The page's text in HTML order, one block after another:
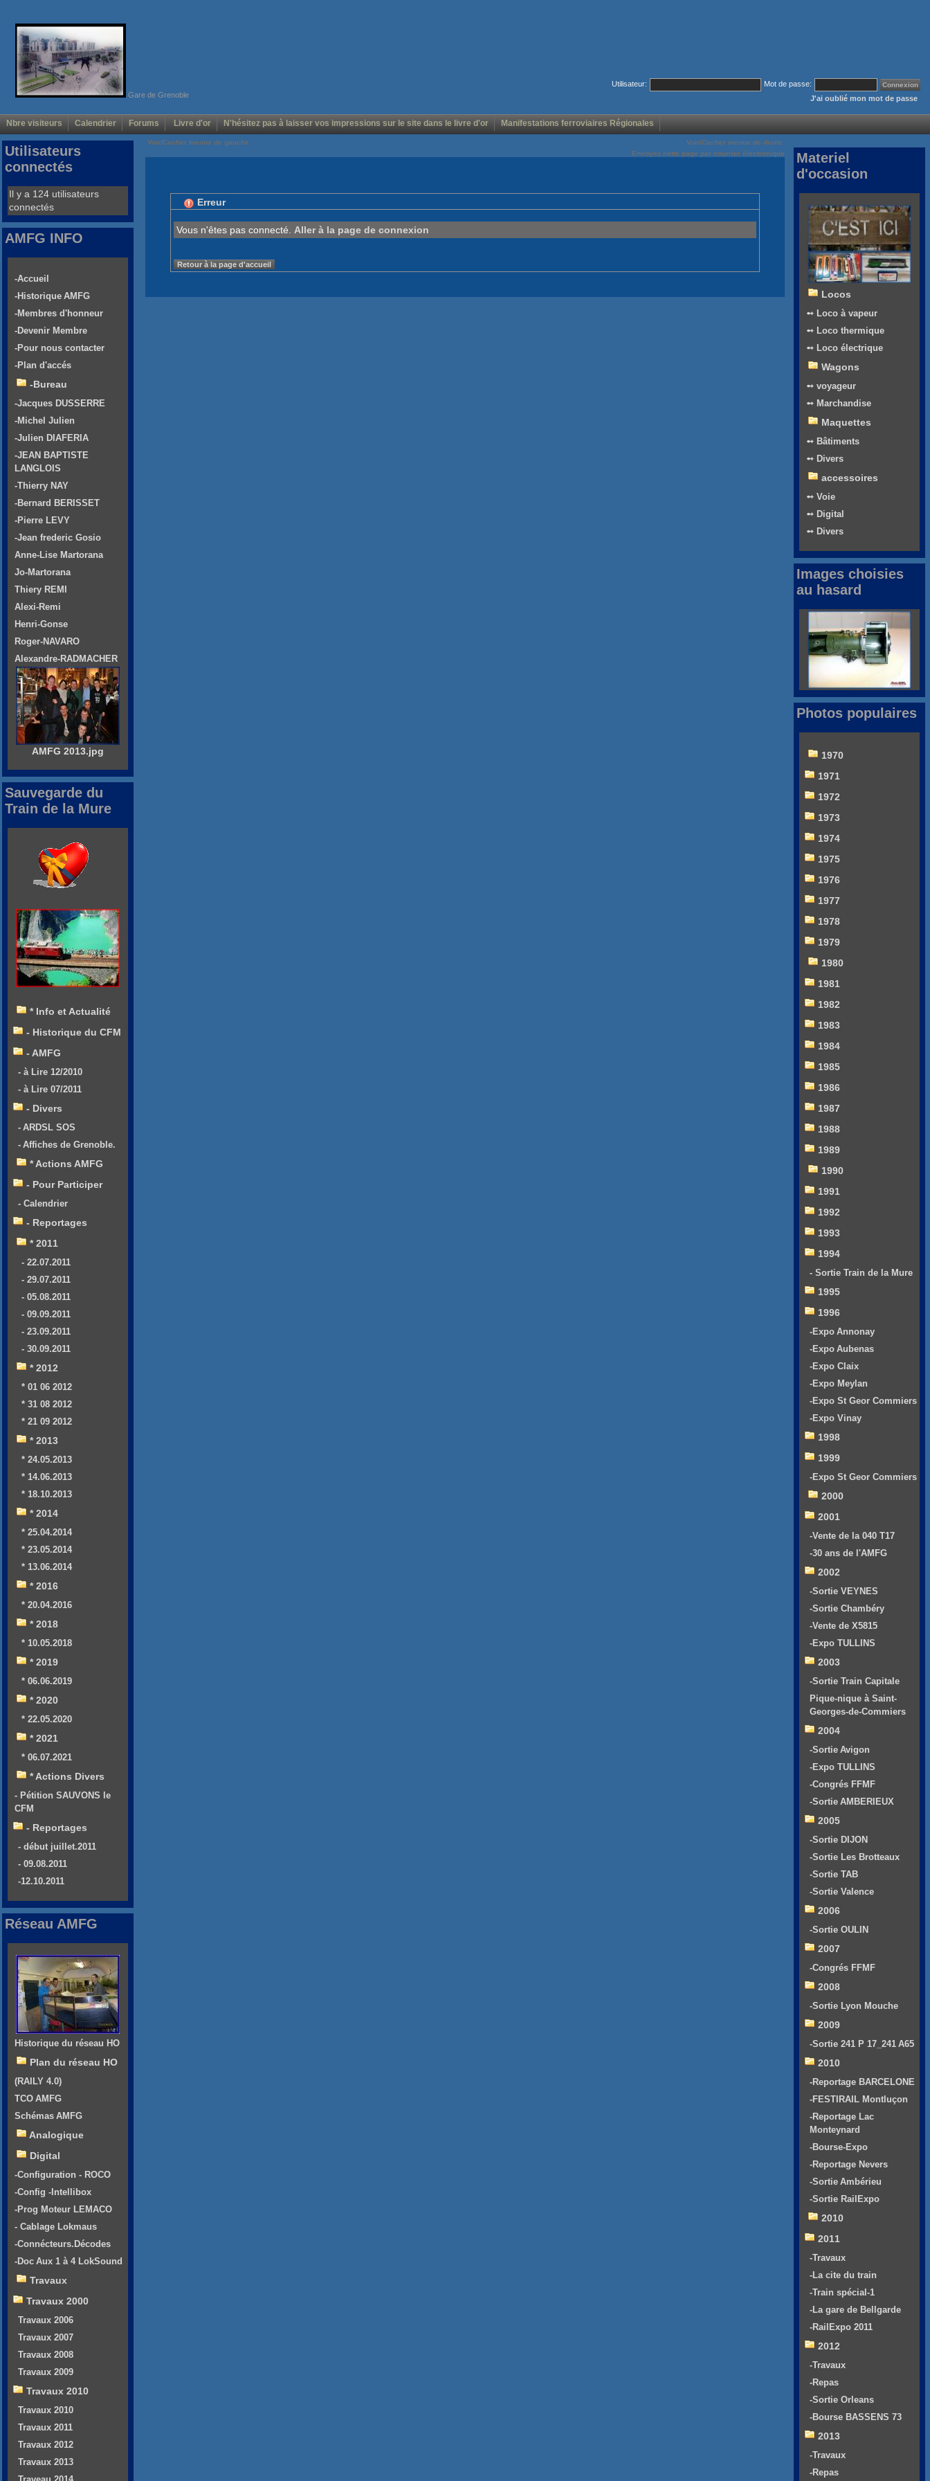
Gare de Grenoble
Utilisateur:
Mot de passe:
J'ai oublié mon mot de passe
Nbre visiteurs Calendrier Forums Livre d'or N'hésitez pas à laisser vos impressions sur le site dans le livre d'or Manifestations ferroviaires Régionales
Voir/Cacher menus de gauche
Voir/Cacher menus de droite
Envoyez cette page par courrier électronique
Erreur
Vous n'êtes pas connecté. Aller à la page de connexion
Retour à la page d'accueil
Utilisateurs
connectés
Il y a 124 utilisateurs
connectés
AMFG INFO
-Accueil
-Historique AMFG
-Membres d'honneur
-Devenir Membre
-Pour nous contacter
-Plan d'accés
-Bureau
-Jacques DUSSERRE
-Michel Julien
-Julien DIAFERIA
-JEAN BAPTISTE
LANGLOIS
-Thierry NAY
-Bernard BERISSET
-Pierre LEVY
-Jean frederic Gosio
Anne-Lise Martorana
Jo-Martorana
Thiery REMI
Alexi-Remi
Henri-Gonse
Roger-NAVARO
Alexandre-RADMACHER
AMFG 2013.jpg
Sauvegarde du
Train de la Mure
* Info et Actualité
- Historique du CFM
- AMFG
- à Lire 12/2010
- à Lire 07/2011
- Divers
- ARDSL SOS
- Affiches de Grenoble.
* Actions AMFG
- Pour Participer
- Calendrier
- Reportages
* 2011
- 22.07.2011
- 29.07.2011
- 05.08.2011
- 09.09.2011
- 23.09.2011
- 30.09.2011
* 2012
* 01 06 2012
* 31 08 2012
* 21 09 2012
* 2013
* 24.05.2013
* 14.06.2013
* 18.10.2013
* 2014
* 25.04.2014
* 23.05.2014
* 13.06.2014
* 2016
* 20.04.2016
* 2018
* 10.05.2018
* 2019
* 06.06.2019
* 2020
* 22.05.2020
* 2021
* 06.07.2021
* Actions Divers
- Pétition SAUVONS le
CFM
- Reportages
- début juillet.2011
- 09.08.2011
-12.10.2011
Réseau AMFG
Historique du réseau HO
Plan du réseau HO
(RAILY 4.0)
TCO AMFG
Schémas AMFG
Analogique
Digital
-Configuration - ROCO
-Config -Intellibox
-Prog Moteur LEMACO
- Cablage Lokmaus
-Connécteurs.Décodes
-Doc Aux 1 à 4 LokSound
Travaux
Travaux 2000
Travaux 2006
Travaux 2007
Travaux 2008
Travaux 2009
Travaux 2010
Travaux 2010
Travaux 2011
Travaux 2012
Travaux 2013
Materiel
d'occasion
Locos
➻ Loco à vapeur
➻ Loco thermique
➻ Loco électrique
Wagons
➻ voyageur
➻ Marchandise
Maquettes
➻ Bâtiments
➻ Divers
accessoires
➻ Voie
➻ Digital
➻ Divers
Images choisies
au hasard
Photos populaires
1970
1971
1972
1973
1974
1975
1976
1977
1978
1979
1980
1981
1982
1983
1984
1985
1986
1987
1988
1989
1990
1991
1992
1993
1994
- Sortie Train de la Mure
1995
1996
-Expo Annonay
-Expo Aubenas
-Expo Claix
-Expo Meylan
-Expo St Geor Commiers
-Expo Vinay
1998
1999
-Expo St Geor Commiers
2000
2001
-Vente de la 040 T17
-30 ans de l'AMFG
2002
-Sortie VEYNES
-Sortie Chambéry
-Vente de X5815
-Expo TULLINS
2003
-Sortie Train Capitale
Pique-nique à Saint-
Georges-de-Commiers
2004
-Sortie Avigon
-Expo TULLINS
-Congrés FFMF
-Sortie AMBERIEUX
2005
-Sortie DIJON
-Sortie Les Brotteaux
-Sortie TAB
-Sortie Valence
2006
-Sortie OULIN
2007
-Congrés FFMF
2008
-Sortie Lyon Mouche
2009
-Sortie 241 P 17_241 A65
2010
-Reportage BARCELONE
-FESTIRAIL Montluçon
-Reportage Lac
Monteynard
-Bourse-Expo
-Reportage Nevers
-Sortie Ambérieu
-Sortie RailExpo
2010
2011
-Travaux
-La cite du train
-Train spécial-1
-La gare de Bellgarde
-RailExpo 2011
2012
-Travaux
-Repas
-Sortie Orleans
-Bourse BASSENS 73
2013
-Travaux
-Repas